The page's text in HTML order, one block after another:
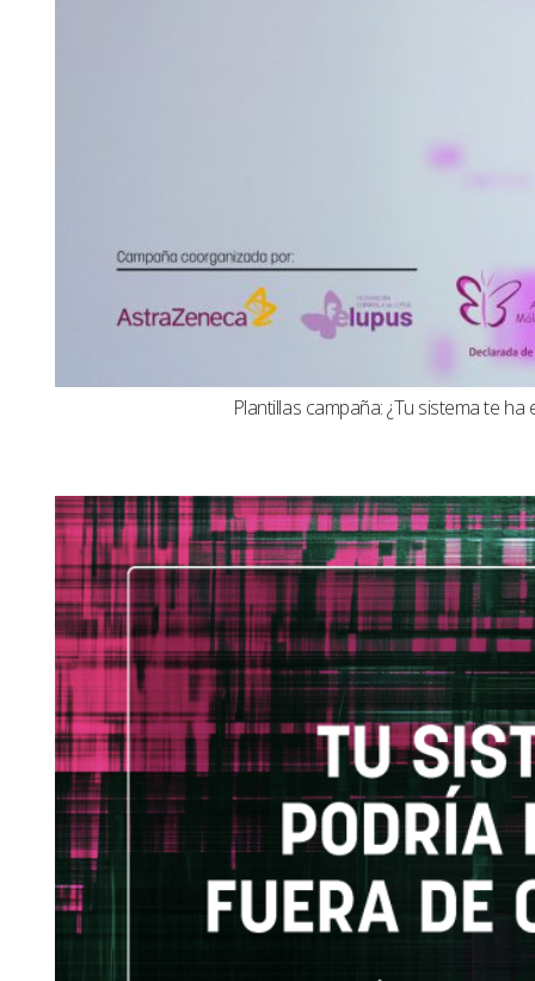
Plantillas campaña: ¿Tu sistema te